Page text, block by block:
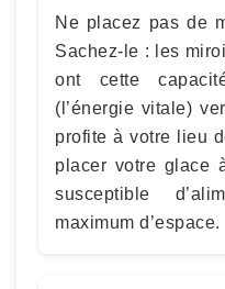
Ne placez pas de
Sachez-le : les
ont cette
(l’énergie vitale)
profite à votre lieu
placer votre glace
susceptible
maximum d’espace.